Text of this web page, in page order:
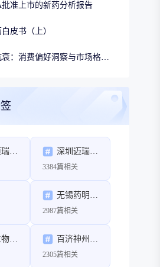
批准上市的新药分析报告
皮书（上）
解码护肤抗衰：消费偏好洞察与市场格局分析
江苏恒瑞医药股份有限公司 深圳迈瑞生物医疗电子股份有限公司
3384篇相关
无锡药明康德新药开发股份有限公司
2987篇相关
信达生物制药（苏州）有限公司 百济神州（北京）生物科技有限公司
2305篇相关